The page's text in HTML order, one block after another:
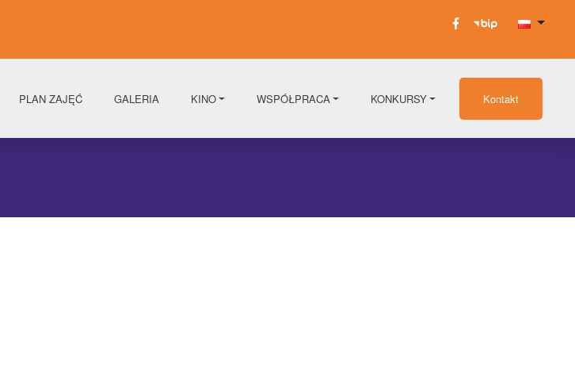
PLAN ZAJĘĆ GALERIA KINO WSPÓŁPRACA KONKURSY Kontakt